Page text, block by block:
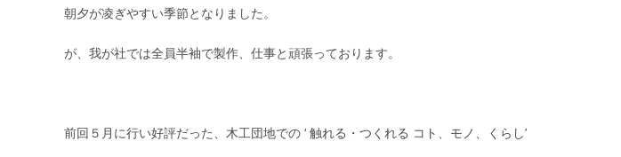
朝夕が凌ぎやすい季節となりました。
が、我が社では全員半袖で製作、仕事と頑張っております。
前回５月に行い好評だった、木工団地での ‘ 触れる・つくれる コト、モノ、くらし’